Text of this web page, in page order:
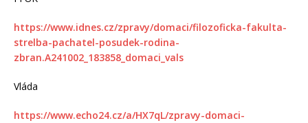
https://www.idnes.cz/zpravy/domaci/filozoficka-fakulta-
strelba-pachatel-posudek-rodina-
zbran.A241002_183858_domaci_vals
Vláda
https://www.echo24.cz/a/HX7qL/zpravy-domaci-